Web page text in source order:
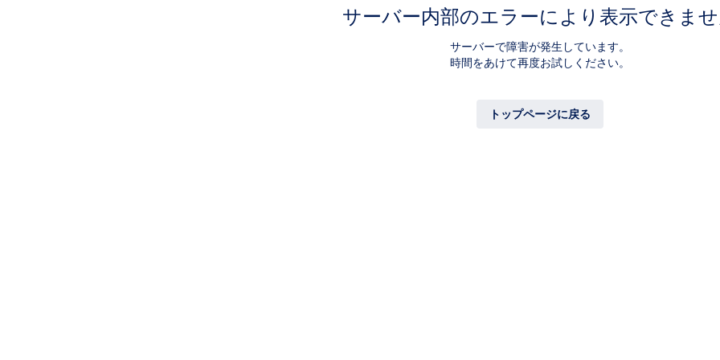
サーバー内部のエラーにより表示できま
サーバーで障害が発生しています。
時間をあけて再度お試しください。
トップページに戻る